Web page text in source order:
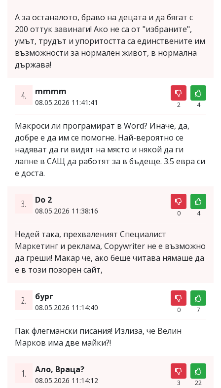
А за останалото, браво на децата и да бягат с
200 оттук завинаги! Ако не са от "избраните",
умът, трудът и упоритостта са единствените им
възможности за нормален живот, в нормална
държава!
4. mmmm
08.05.2026 11:41:41 2 4
Макроси ли програмират в Word? Иначе, да,
добре е да им се помогне. Най-вероятно се
надяват да ги видят на място и някой да ги
лапне в САЩ да работят за в бъдеще. 3.5 евра си
е доста.
3. Do 2
08.05.2026 11:38:16 0 4
Недей така, прехваленият Специалист
Маркетинг и реклама, Copywriter не е възможно
да греши! Макар че, ако беше читава нямаше да
е в този позорен сайт,
2. бург
08.05.2026 11:14:40 0 7
Пак флегмански писания! Излиза, че Велин
Марков има две майки?!
1. Ало, Враца?
08.05.2026 11:14:12 3 22